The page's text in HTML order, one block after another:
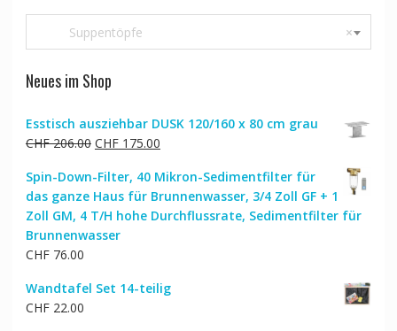
×
Suppentöpfe
Neues im Shop
Esstisch ausziehbar DUSK 120/160 x 80 cm grau
CHF206.00 Ursprünglicher
war:
CHF 206.00
CHF175.00Aktueller
ist:
CHF 175.00.
Spin-Down-Filter, 40 Mikron-Sedimentfilter für
das ganze Haus für Brunnenwasser, 3/4 Zoll GF + 1
Zoll GM, 4 T/H hohe Durchflussrate, Sedimentfilter für
Brunnenwasser
CHF76.00
Wandtafel Set 14-teilig
CHF22.00